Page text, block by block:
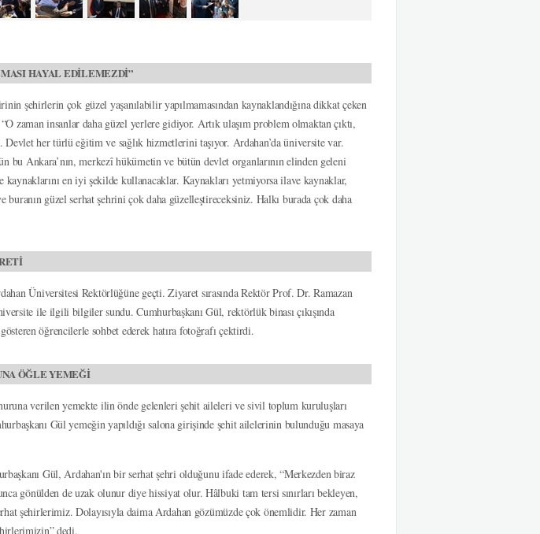
HAYAL EDİLEMEZDİ”
şehirlerin çok güzel yaşanılabilir yapılmamasından kaynaklandığına dikkat çeken
zaman insanlar daha güzel yerlere gidiyor. Artık ulaşım problem olmaktan çıktı,
Devlet her türlü eğitim ve sağlık hizmetlerini taşıyor. Ardahan’da üniversite var.
bu Ankara’nın, merkezî hükümetin ve bütün devlet organlarının elinden geleni
kaynaklarını en iyi şekilde kullanacaklar. Kaynakları yetmiyorsa ilave kaynaklar,
güzel serhat şehrini çok daha güzelleştireceksiniz. Halkı burada çok daha
Üniversitesi Rektörlüğüne geçti. Ziyaret sırasında Rektör Prof. Dr. Ramazan
ile ilgili bilgiler sundu. Cumhurbaşkanı Gül, rektörlük binası çıkışında
öğrencilerle sohbet ederek hatıra fotoğrafı çektirdi.
ÖĞLE YEMEĞİ
verilen yemekte ilin önde gelenleri şehit aileleri ve sivil toplum kuruluşları
Gül yemeğin yapıldığı salona girişinde şehit ailelerinin bulunduğu masaya
Gül, Ardahan'ın bir serhat şehri olduğunu ifade ederek, “Merkezden biraz
gönülden de uzak olunur diye hissiyat olur. Hâlbuki tam tersi sınırları bekleyen,
şehirlerimiz. Dolayısıyla daima Ardahan gözümüzde çok önemlidir. Her zaman
dedi.